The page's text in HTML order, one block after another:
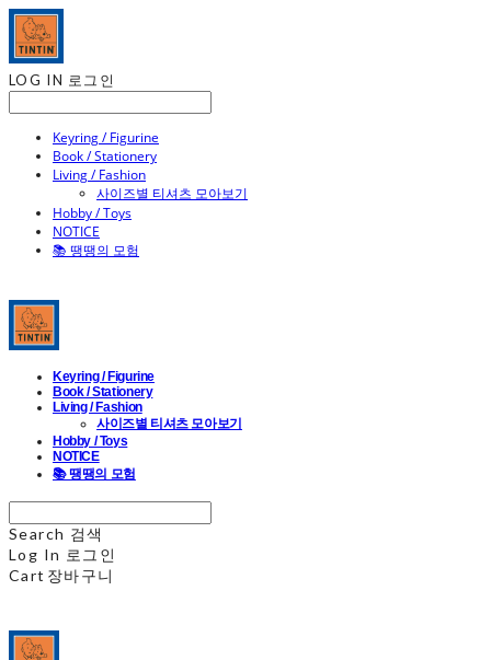
LOG IN 로그인
Keyring / Figurine
Book / Stationery
Living / Fashion
사이즈별 티셔츠 모아보기
Hobby / Toys
NOTICE
📚 땡땡의 모험
Keyring / Figurine
Book / Stationery
Living / Fashion
사이즈별 티셔츠 모아보기
Hobby / Toys
NOTICE
📚 땡땡의 모험
Search 검색
Log In 로그인
Cart 장바구니